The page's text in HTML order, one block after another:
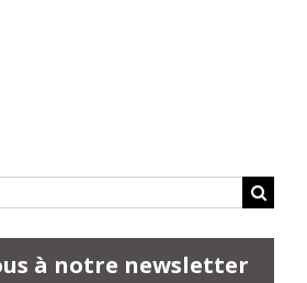
à notre newsletter